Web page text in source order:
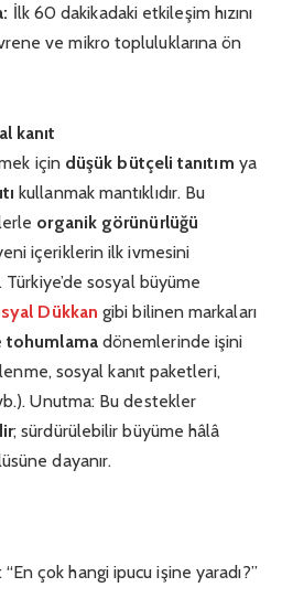
İlk 60 dakikadaki etkileşim hızını
ve mikro topluluklarına ön
kanıt
için düşük bütçeli tanıtım ya
kullanmak mantıklıdır. Bu
organik görünürlüğü
içeriklerin ilk ivmesini
Türkiye’de sosyal büyüme
Dükkan gibi bilinen markaları
tohumlamadönemlerinde işini
sosyal kanıt paketleri,
Unutma: Bu destekler
; sürdürülebilir büyüme hâlâ
dayanır.
çok hangi ipucu işine yaradı?”